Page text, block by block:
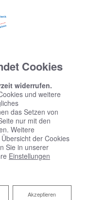
»Basic-Bad 4,6 ㎡
Cookies
widerrufen.
und weitere
das Setzen von
nur mit den
Weitere
der Cookies
Sie in unserer
Einstellungen
Akzeptieren